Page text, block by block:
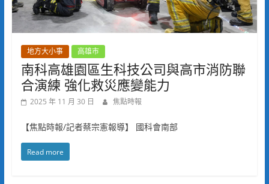
地方大小事 高雄市
南科高雄園區生科技公司與高市消防聯
合演練 強化救災應變能力
2025 年 11 月 30 日 焦點時報
【焦點時報/記者蔡宗憲報導】 國科會南部
Read more